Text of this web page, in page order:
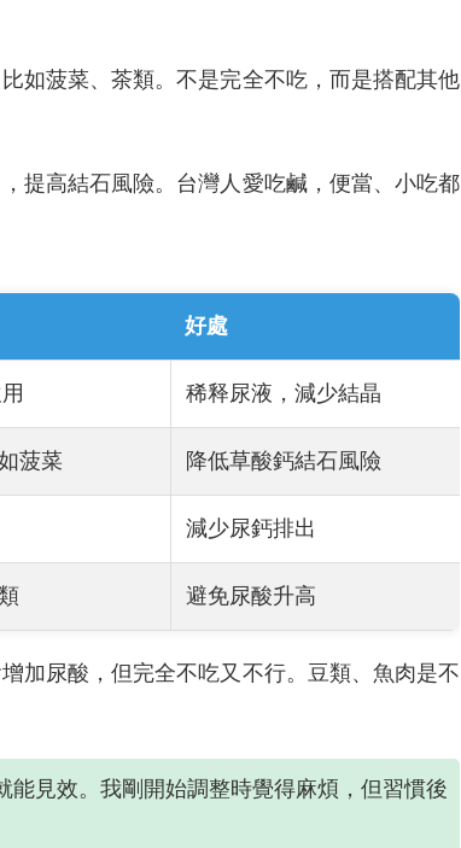
如菠菜、茶類。不是完全不吃，而是搭配其他
提高結石風險。台灣人愛吃鹹，便當、小吃都
好處
稀释尿液，減少結晶
菠菜 降低草酸鈣結石風險
減少尿鈣排出
避免尿酸升高
加尿酸，但完全不吃又不行。豆類、魚肉是不
見效。我剛開始調整時覺得麻煩，但習慣後